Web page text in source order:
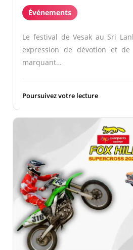
Événements
Le festival de Vesak au Sri
expression de dévotion et
marquant…
Poursuivez votre lecture